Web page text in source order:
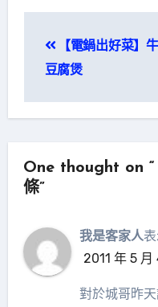
章
覽
【電鍋出好菜】
豆腐煲
One thought on “
條”
我是客家人
2011 年 5
對於城哥昨